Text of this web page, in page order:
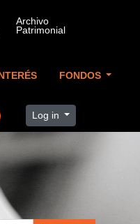
FONDOS
Log in